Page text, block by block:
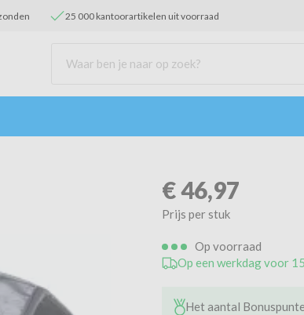
25 000 kantoorartikelen uit voorraad
€46,97
Prijs per stuk
Op voorraad
Op een werkdag voor
Het aantal